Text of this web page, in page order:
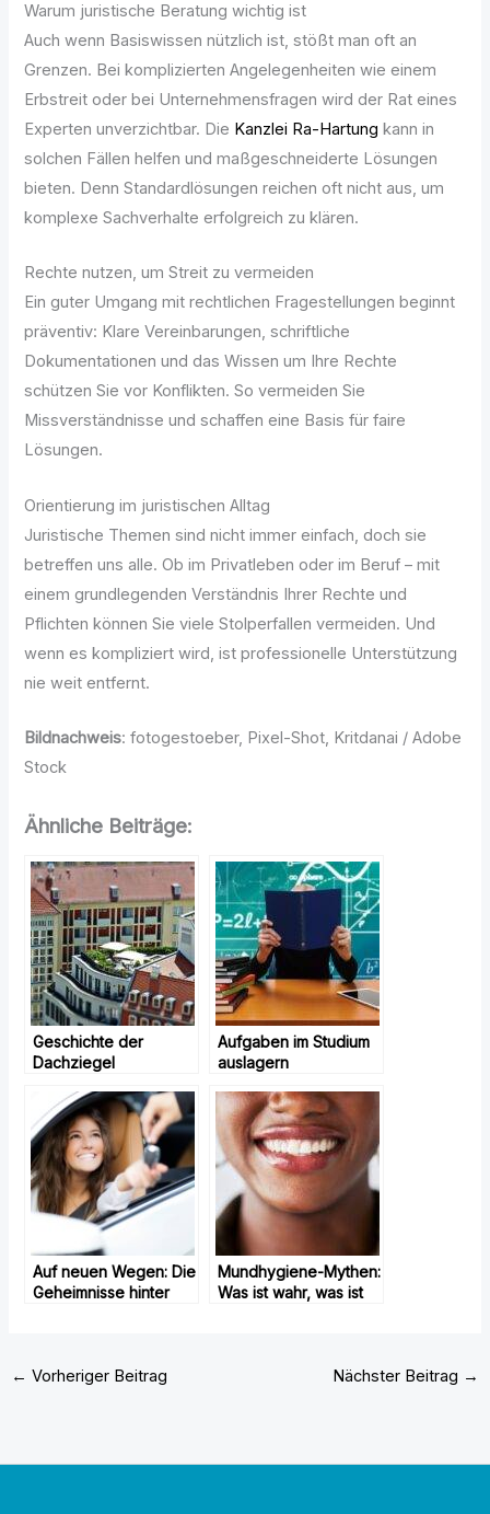
Warum juristische Beratung wichtig ist
Auch wenn Basiswissen nützlich ist, stößt man oft an
Grenzen. Bei komplizierten Angelegenheiten wie einem
Erbstreit oder bei Unternehmensfragen wird der Rat eines
Experten unverzichtbar. Die Kanzlei Ra-Hartung kann in
solchen Fällen helfen und maßgeschneiderte Lösungen
bieten. Denn Standardlösungen reichen oft nicht aus, um
komplexe Sachverhalte erfolgreich zu klären.
Rechte nutzen, um Streit zu vermeiden
Ein guter Umgang mit rechtlichen Fragestellungen beginnt
präventiv: Klare Vereinbarungen, schriftliche
Dokumentationen und das Wissen um Ihre Rechte
schützen Sie vor Konflikten. So vermeiden Sie
Missverständnisse und schaffen eine Basis für faire
Lösungen.
Orientierung im juristischen Alltag
Juristische Themen sind nicht immer einfach, doch sie
betreffen uns alle. Ob im Privatleben oder im Beruf – mit
einem grundlegenden Verständnis Ihrer Rechte und
Pflichten können Sie viele Stolperfallen vermeiden. Und
wenn es kompliziert wird, ist professionelle Unterstützung
nie weit entfernt.
Bildnachweis: fotogestoeber, Pixel-Shot, Kritdanai / Adobe
Stock
Ähnliche Beiträge:
Geschichte der
Dachziegel
Aufgaben im Studium
auslagern
Auf neuen Wegen: Die
Geheimnisse hinter
Mundhygiene-Mythen:
Was ist wahr, was ist
← Vorheriger Beitrag Nächster Beitrag →